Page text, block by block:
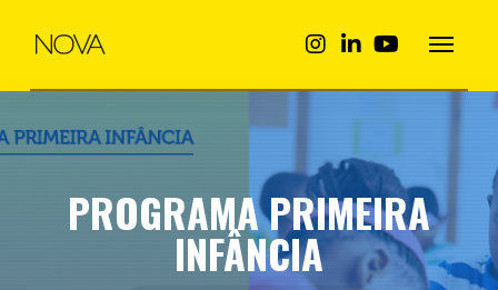
PROGRAMA PRIMEIRA
INFÂNCIA